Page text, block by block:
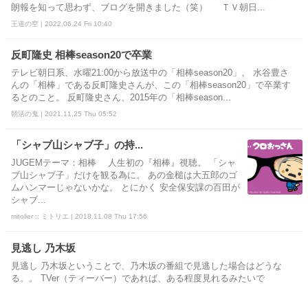
朗報を知って思わず、ブログを開きました（笑） ＴＶ朝日...
王道の空 | 2022.06.24 Fri 10:40
反町隆史 相棒season20で卒業
テレビ朝日系、水曜21:00から放送中の「相棒season20」。 水谷豊さ
んの「相棒」である反町隆史さんが、この「相棒season20」で卒業す
るとのこと。 反町隆史さん、2015年の「相棒season...
朝活の鬼 | 2021.11.25 Thu 05:52
「シャブ山シャブ子」の持...
JUGEMテーマ：相棒 人生初の『相棒』視聴。 「シャ
ブ山シャブ子」だけを観る為に。 あの金槌は大五郎のゴ
ムハンマーじゃないかな。 とにかく 安全保安課の百田が
シャブ...
mitolier :: ミトリエ | 2018.11.08 Thu 17:56
見逃し 乃木坂
見逃し 乃木坂ということで、乃木坂の番組で見逃した場合はどうな
る。。 TVer（ティーバー）であれば、ある程度見れるみたいで